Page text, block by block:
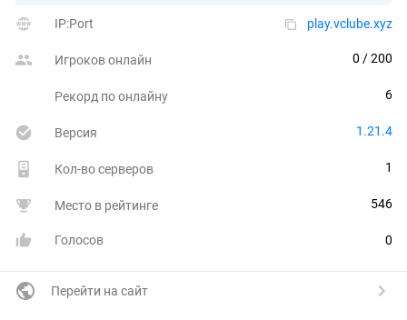
IP:Port play.vclube.xyz
Игроков онлайн 0 / 200
Рекорд по онлайну 6
Версия 1.21.4
Кол-во серверов 1
Место в рейтинге 546
Голосов 0
Перейти на сайт